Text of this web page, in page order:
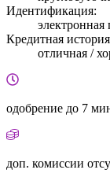
Идентификация:
электронная
Кредитная
отличная /
одобрение до 7
доп. комиссии